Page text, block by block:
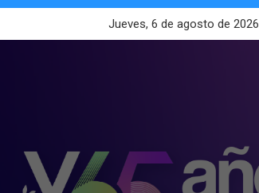
Jueves, 6 de agosto de 2026